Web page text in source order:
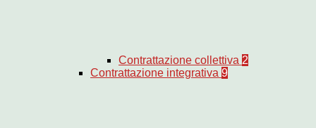
Contrattazione collettiva 2
Contrattazione integrativa 9